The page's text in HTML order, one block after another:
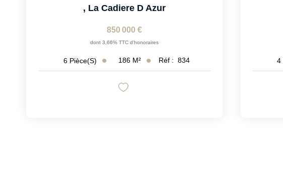
, La Cadiere D Azur
850 000 €
dont 3,66% TTC d'honoraires
6 Pièce(s) 186 M² Réf : 834 4